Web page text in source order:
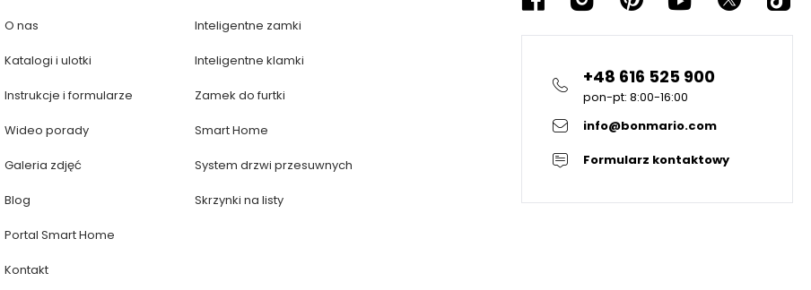
+48 616 525 900
pon-pt: 8:00-16:00
info@bonmario.com
Formularz kontaktowy
O nas
Katalogi i ulotki
Instrukcje i formularze
Wideo porady
Galeria zdjęć
Blog
Portal Smart Home
Kontakt
Inteligentne zamki
Inteligentne klamki
Zamek do furtki
Smart Home
System drzwi przesuwnych
Skrzynki na listy